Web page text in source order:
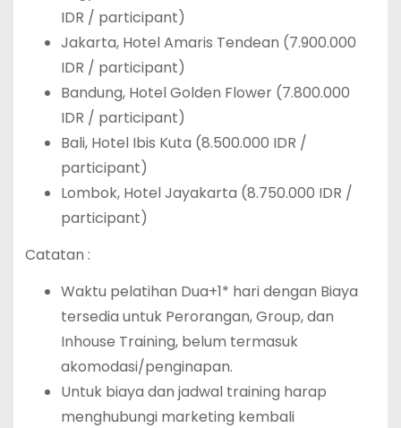
IDR / participant)
Jakarta, Hotel Amaris Tendean (7.900.000
IDR / participant)
Bandung, Hotel Golden Flower (7.800.000
IDR / participant)
Bali, Hotel Ibis Kuta (8.500.000 IDR /
participant)
Lombok, Hotel Jayakarta (8.750.000 IDR /
participant)
Catatan :
Waktu pelatihan Dua+1* hari dengan Biaya
tersedia untuk Perorangan, Group, dan
Inhouse Training, belum termasuk
akomodasi/penginapan.
Untuk biaya dan jadwal training harap
menghubungi marketing kembali